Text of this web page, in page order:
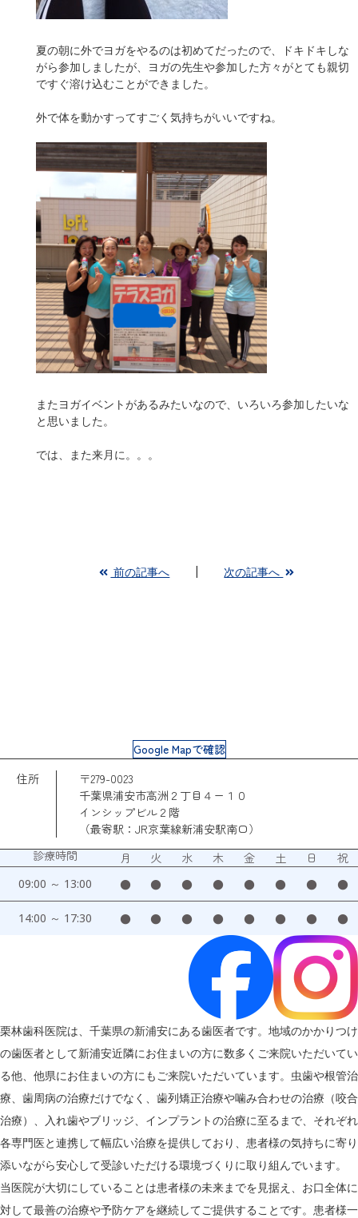
夏の朝に外でヨガをやるのは初めてだったので、ドキドキしな
がら参加しましたが、ヨガの先生や参加した方々がとても親切
ですぐ溶け込むことができました。
外で体を動かすってすごく気持ちがいいですね。
またヨガイベントがあるみたいなので、いろいろ参加したいな
と思いました。
では、また来月に。。。
前の記事へ 次の記事へ
Google Mapで確認
住所
〒279-0023
千葉県浦安市高洲２丁目４ー１０
インシップビル２階
（最寄駅：JR京葉線新浦安駅南口）
診療時間
月 火 水 木 金 土 日 祝
09:00 ～ 13:00 ● ● ● ● ● ● ● ●
14:00 ～ 17:30 ● ● ● ● ● ● ● ●
栗林歯科医院は、千葉県の新浦安にある歯医者です。地域のかかりつけ
の歯医者として新浦安近隣にお住まいの方に数多くご来院いただいてい
る他、他県にお住まいの方にもご来院いただいています。虫歯や根管治
療、歯周病の治療だけでなく、歯列矯正治療や噛み合わせの治療（咬合
治療）、入れ歯やブリッジ、インプラントの治療に至るまで、それぞれ
各専門医と連携して幅広い治療を提供しており、患者様の気持ちに寄り
添いながら安心して受診いただける環境づくりに取り組んでいます。
当医院が大切にしていることは患者様の未来までを見据え、お口全体に
対して最善の治療や予防ケアを継続してご提供することです。患者様一